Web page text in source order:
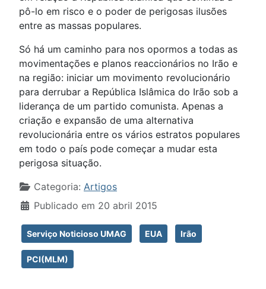
pô-lo em risco e o poder de perigosas ilusões
entre as massas populares.
Só há um caminho para nos opormos a todas as
movimentações e planos reaccionários no Irão e
na região: iniciar um movimento revolucionário
para derrubar a República Islâmica do Irão sob a
liderança de um partido comunista. Apenas a
criação e expansão de uma alternativa
revolucionária entre os vários estratos populares
em todo o país pode começar a mudar esta
perigosa situação.
Detalhes
Categoria: Artigos
Publicado em 20 abril 2015
Serviço Noticioso UMAG EUA Irão
PCI(MLM)